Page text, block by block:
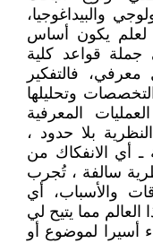
والبيداغوجيا،
لعلم يكون أساس
قواعد كلية
فالتفكير
وتحليلها
المعرفية
بلا حدود ،
ـ أي الانفكاك ‏من‏
سالفة ، ‏تُجرب
‏والأسباب‏، أي
مما يتيح لي
أسيرا لموضوع أو